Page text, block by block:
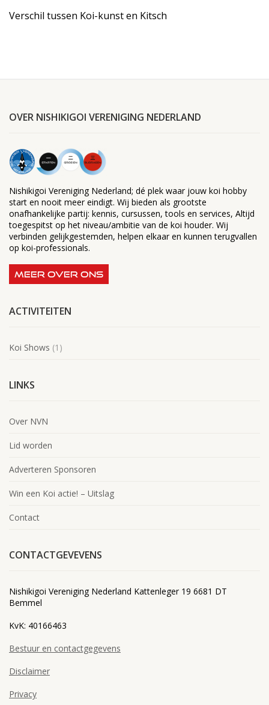
Verschil tussen Koi-kunst en Kitsch
OVER NISHIKIGOI VERENIGING NEDERLAND
Nishikigoi Vereniging Nederland; dé plek waar jouw koi hobby
start en nooit meer eindigt. Wij bieden als grootste
onafhankelijke partij: kennis, cursussen, tools en services, Altijd
toegespitst op het niveau/ambitie van de koi houder. Wij
verbinden gelijkgestemden, helpen elkaar en kunnen terugvallen
op koi-professionals.
MEER OVER ONS
ACTIVITEITEN
Koi Shows (1)
LINKS
Over NVN
Lid worden
Adverteren Sponsoren
Win een Koi actie! – Uitslag
Contact
CONTACTGEVEVENS
Nishikigoi Vereniging Nederland Kattenleger 19 6681 DT
Bemmel
KvK: 40166463
Bestuur en contactgegevens
Disclaimer
Privacy